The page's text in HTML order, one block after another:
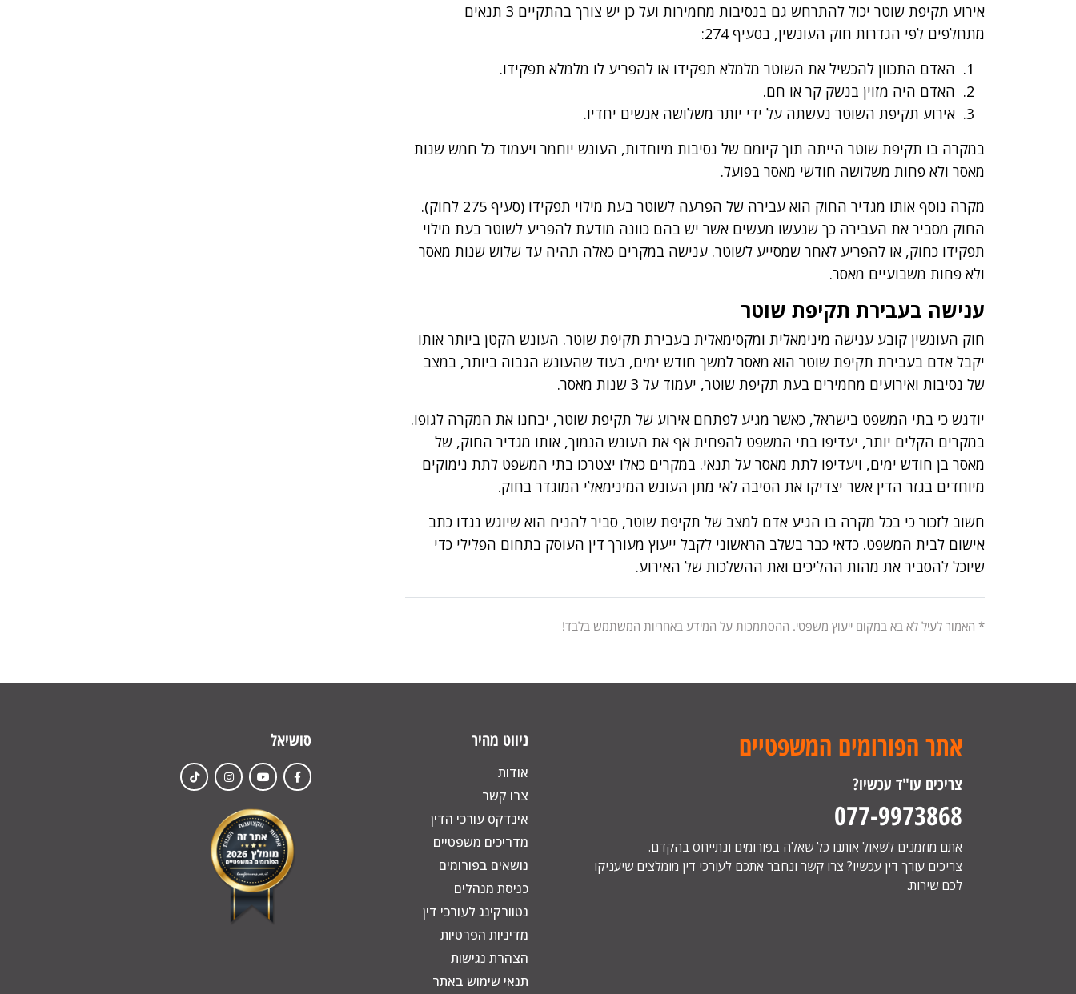
אירוע תקיפת שוטר יכול להתרחש גם בנסיבות מחמירות ועל כן יש צורך בהתקיים 3 תנאים
מתחלפים לפי הגדרות חוק העונשין, בסעיף 274:
האדם התכוון להכשיל את השוטר מלמלא תפקידו או להפריע לו מלמלא תפקידו.
האדם היה מזוין בנשק קר או חם.
אירוע תקיפת השוטר נעשתה על ידי יותר משלושה אנשים יחדיו.
במקרה בו תקיפת שוטר הייתה תוך קיומם של נסיבות מיוחדות, העונש יוחמר ויעמוד כל חמש שנות
מאסר ולא פחות משלושה חודשי מאסר בפועל.
מקרה נוסף אותו מגדיר החוק הוא עבירה של הפרעה לשוטר בעת מילוי תפקידו (סעיף 275 לחוק).
החוק מסביר את העבירה כך שנעשו מעשים אשר יש בהם כוונה מודעת להפריע לשוטר בעת מילוי
תפקידו כחוק, או להפריע לאחר שמסייע לשוטר. ענישה במקרים כאלה תהיה עד שלוש שנות מאסר
ולא פחות משבועיים מאסר.
ענישה בעבירת תקיפת שוטר
חוק העונשין קובע ענישה מינימאלית ומקסימאלית בעבירת תקיפת שוטר. העונש הקטן ביותר אותו
יקבל אדם בעבירת תקיפת שוטר הוא מאסר למשך חודש ימים, בעוד שהעונש הגבוה ביותר, במצב
של נסיבות ואירועים מחמירים בעת תקיפת שוטר, יעמוד על 3 שנות מאסר.
יודגש כי בתי המשפט בישראל, כאשר מגיע לפתחם אירוע של תקיפת שוטר, יבחנו את המקרה לגופו.
במקרים הקלים יותר, יעדיפו בתי המשפט להפחית אף את העונש הנמוך, אותו מגדיר החוק, של
מאסר בן חודש ימים, ויעדיפו לתת מאסר על תנאי. במקרים כאלו יצטרכו בתי המשפט לתת נימוקים
מיוחדים בגזר הדין אשר יצדיקו את הסיבה לאי מתן העונש המינימאלי המוגדר בחוק.
חשוב לזכור כי בכל מקרה בו הגיע אדם למצב של תקיפת שוטר, סביר להניח הוא שיוגש נגדו כתב
אישום לבית המשפט. כדאי כבר בשלב הראשוני לקבל ייעוץ מעורך דין העוסק בתחום הפלילי כדי
שיוכל להסביר את מהות ההליכים ואת ההשלכות של האירוע.
* האמור לעיל לא בא במקום ייעוץ משפטי. ההסתמכות על המידע באחריות המשתמש בלבד!
אתר הפורומים המשפטיים
צריכים עו"ד עכשיו?
077-9973868
אתם מוזמנים לשאול אותנו כל שאלה בפורומים ונתייחס בהקדם.
צריכים עורך דין עכשיו? צרו קשר ונחבר אתכם לעורכי דין מומלצים שיעניקו
לכם שירות.
ניווט מהיר
אודות
צרו קשר
אינדקס עורכי הדין
מדריכים משפטיים
נושאים בפורומים
כניסת מנהלים
נטוורקינג לעורכי דין
מדיניות הפרטיות
הצהרת נגישות
תנאי שימוש באתר
סושיאל